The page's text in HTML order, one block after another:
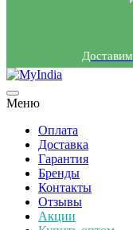
Доставим
Меню
Оплата
Доставка
Гарантия
Бренды
Контакты
Отзывы
Акции